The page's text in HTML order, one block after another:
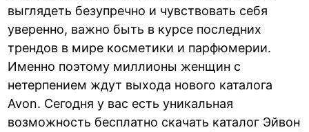
выглядеть безупречно и чувствовать себя
уверенно, важно быть в курсе последних
трендов в мире косметики и парфюмерии.
Именно поэтому миллионы женщин с
нетерпением ждут выхода нового каталога
Avon. Сегодня у вас есть уникальная
возможность бесплатно скачать каталог Эйвон